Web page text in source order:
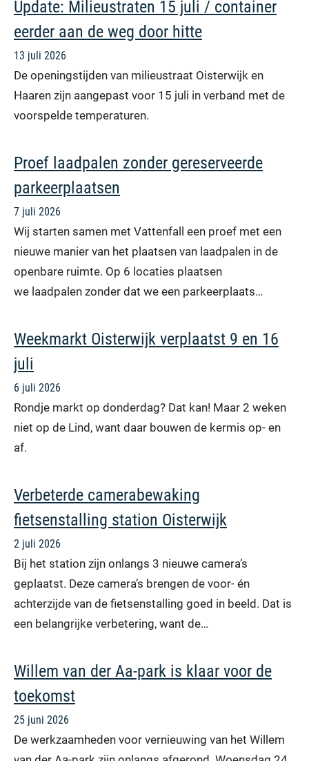
Update: Milieustraten 15 juli / container
eerder aan de weg door hitte
13 juli 2026
De openingstijden van milieustraat Oisterwijk en
Haaren zijn aangepast voor 15 juli in verband met de
voorspelde temperaturen.
Proef laadpalen zonder gereserveerde
parkeerplaatsen
7 juli 2026
Wij starten samen met Vattenfall een proef met een
nieuwe manier van het plaatsen van laadpalen in de
openbare ruimte. Op 6 locaties plaatsen
we laadpalen zonder dat we een parkeerplaats…
Weekmarkt Oisterwijk verplaatst 9 en 16
juli
6 juli 2026
Rondje markt op donderdag? Dat kan! Maar 2 weken
niet op de Lind, want daar bouwen de kermis op- en
af.
Verbeterde camerabewaking
fietsenstalling station Oisterwijk
2 juli 2026
Bij het station zijn onlangs 3 nieuwe camera’s
geplaatst. Deze camera’s brengen de voor- én
achterzijde van de fietsenstalling goed in beeld. Dat is
een belangrijke verbetering, want de…
Willem van der Aa-park is klaar voor de
toekomst
25 juni 2026
De werkzaamheden voor vernieuwing van het Willem